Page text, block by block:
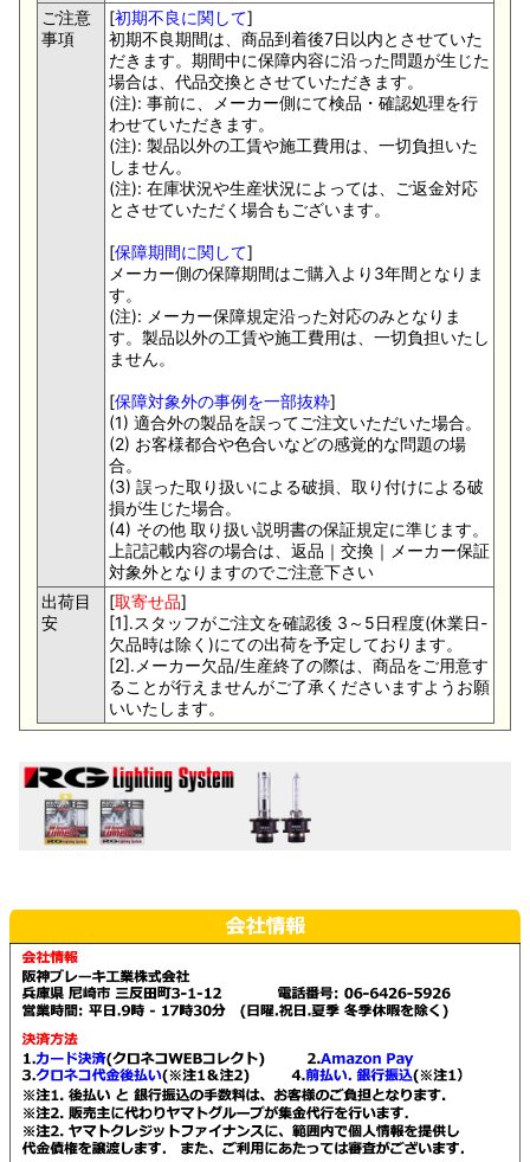
ご注意
事項
[初期不良に関して]
初期不良期間は、商品到着後7日以内とさせていた
だきます。期間中に保障内容に沿った問題が生じた
場合は、代品交換とさせていただきます。
(注): 事前に、メーカー側にて検品・確認処理を行
わせていただきます。
(注): 製品以外の工賃や施工費用は、一切負担いた
しません。
(注): 在庫状況や生産状況によっては、ご返金対応
とさせていただく場合もございます。
[保障期間に関して]
メーカー側の保障期間はご購入より3年間となりま
す。
(注): メーカー保障規定沿った対応のみとなりま
す。製品以外の工賃や施工費用は、一切負担いたし
ません。
[保障対象外の事例を一部抜粋]
(1) 適合外の製品を誤ってご注文いただいた場合。
(2) お客様都合や色合いなどの感覚的な問題の場
合。
(3) 誤った取り扱いによる破損、取り付けによる破
損が生じた場合。
(4) その他 取り扱い説明書の保証規定に準じます。
上記記載内容の場合は、返品｜交換｜メーカー保証
対象外となりますのでご注意下さい
出荷目
安
[取寄せ品]
[1].スタッフがご注文を確認後 3～5日程度(休業日-
欠品時は除く)にての出荷を予定しております。
[2].メーカー欠品/生産終了の際は、商品をご用意す
ることが行えませんがご了承くださいますようお願
いいたします。